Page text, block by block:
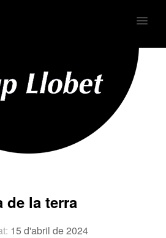
MENU
de la terra
15 d'abril de 2024